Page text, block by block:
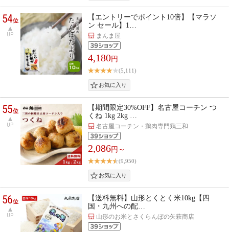
54位
UP
【エントリーでポイント10倍】【マラソ
ン セール】1…
まんま屋
4,180円
(5,111)
55位
UP
【期間限定30%OFF】名古屋コーチン つ
くね 1kg 2kg …
名古屋コーチン・鶏肉専門鶏三和
2,086円～
(9,950)
56位
UP
【送料無料】山形とくとく米10kg【四
国・九州への配…
山形のお米とさくらんぼの矢萩商店